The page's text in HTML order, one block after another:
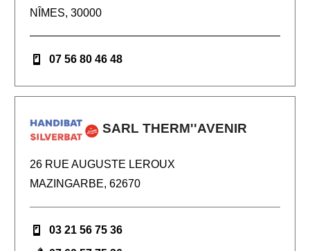
NÎMES, 30000
07 56 80 46 48
SARL THERM''AVENIR
26 RUE AUGUSTE LEROUX
MAZINGARBE, 62670
03 21 56 75 36